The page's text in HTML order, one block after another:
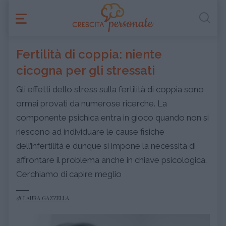
Fertilità di coppia: niente
cicogna per gli stressati
Gli effetti dello stress sulla fertilità di coppia sono
ormai provati da numerose ricerche. La
componente psichica entra in gioco quando non si
riescono ad individuare le cause fisiche
dell’infertilità e dunque si impone la necessità di
affrontare il problema anche in chiave psicologica.
Cerchiamo di capire meglio
di LAURA GAZZELLA